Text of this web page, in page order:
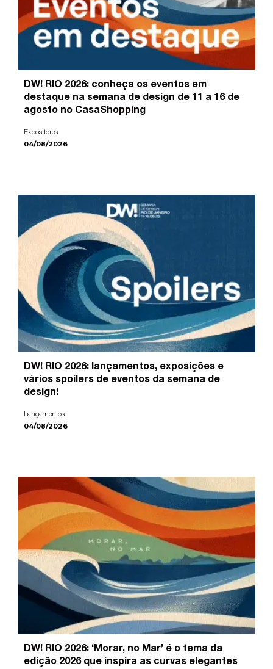
DW! RIO 2026: conheça os eventos em
destaque na semana de design de 11 a 16 de
agosto no CasaShopping
Expositores
04/08/2026
DW! RIO 2026: lançamentos, exposições e
vários spoilers de eventos da semana de
design!
Lançamentos
04/08/2026
DW! RIO 2026: ‘Morar, no Mar’ é o tema da
edição 2026 que inspira as curvas elegantes